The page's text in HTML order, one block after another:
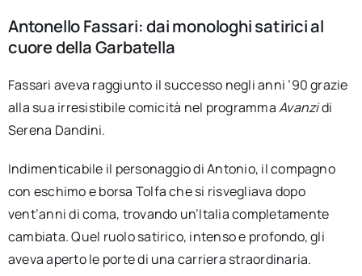
Antonello Fassari: dai monologhi satirici al
cuore della Garbatella
Fassari aveva raggiunto il successo negli anni ’90 grazie
alla sua irresistibile comicità nel programmaAvanzidi
Serena Dandini.
Indimenticabile il personaggio di Antonio, il compagno
con eschimo e borsa Tolfa che si risvegliava dopo
vent’anni di coma, trovando un’Italia completamente
cambiata. Quel ruolo satirico, intenso e profondo, gli
aveva aperto le porte di una carriera straordinaria.